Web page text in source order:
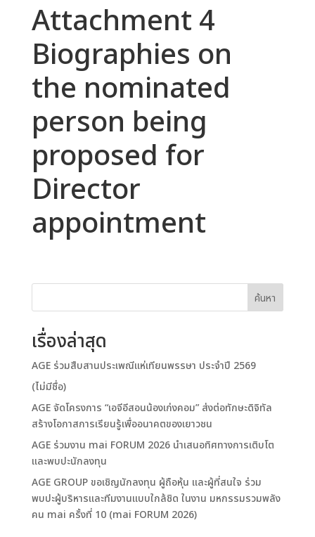
Attachment 4
Biographies on
the nominated
person being
proposed for
Director
appointment
ค้นหา
เรื่องล่าสุด
AGE ร่วมสืบสานประเพณีแห่เทียนพรรษา ประจำปี 2569
(ไม่มีชื่อ)
AGE จัดโครงการ “เอจีอีสอนน้องเก่งคอม” ส่งต่อทักษะดิจิทัล
สร้างโอกาสการเรียนรู้เพื่ออนาคตของเยาวชน
AGE ร่วมงาน mai FORUM 2026 นำเสนอทิศทางการเติบโต
และพบปะนักลงทุน
AGE GROUP ขอเชิญนักลงทุน ผู้ถือหุ้น และผู้ที่สนใจ ร่วม
พบปะผู้บริหารและทีมงานแบบใกล้ชิด ในงาน มหกรรมรวมพลัง
คน mai ครั้งที่ 10 (mai FORUM 2026)